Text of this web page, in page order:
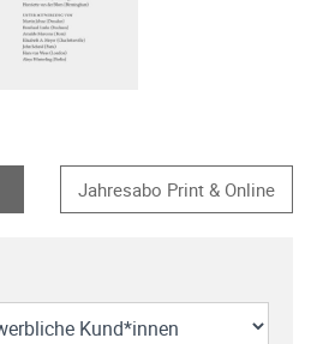
Jahresabo Print & Online